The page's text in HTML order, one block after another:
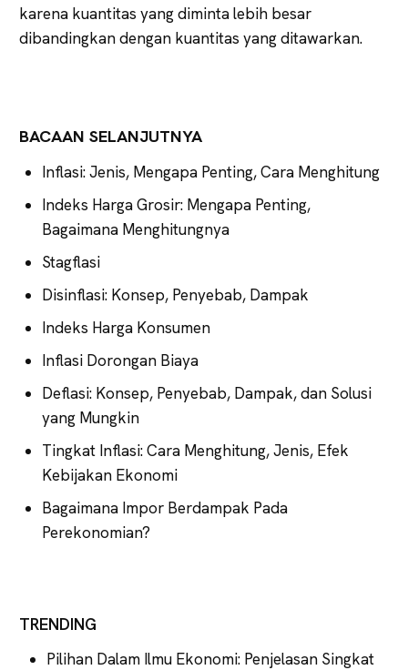
karena kuantitas yang diminta lebih besar
dibandingkan dengan kuantitas yang ditawarkan.
BACAAN SELANJUTNYA
Inflasi: Jenis, Mengapa Penting, Cara Menghitung
Indeks Harga Grosir: Mengapa Penting,
Bagaimana Menghitungnya
Stagflasi
Disinflasi: Konsep, Penyebab, Dampak
Indeks Harga Konsumen
Inflasi Dorongan Biaya
Deflasi: Konsep, Penyebab, Dampak, dan Solusi
yang Mungkin
Tingkat Inflasi: Cara Menghitung, Jenis, Efek
Kebijakan Ekonomi
Bagaimana Impor Berdampak Pada
Perekonomian?
TRENDING
Pilihan Dalam Ilmu Ekonomi: Penjelasan Singkat